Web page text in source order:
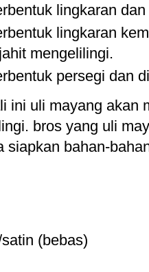
lingkaran
lingkaran
mengelilingi.
persegi dan
ini uli mayang akan
bros yang uli
siapkan bahan-
(bebas)